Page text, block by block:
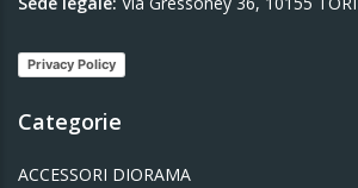
Privacy Policy
Categorie
ACCESSORI DIORAMA